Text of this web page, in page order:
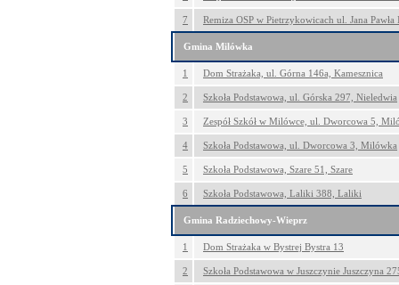
7 Remiza OSP w Pietrzykowicach ul. Jana
Gmina Milówka
1 Dom Strażaka, ul. Górna 146a, Kamesznica
2 Szkoła Podstawowa, ul. Górska 297, Nieledwia
3 Zespół Szkół w Milówce, ul. Dworcowa 5,
4 Szkoła Podstawowa, ul. Dworcowa 3, Milówka
5 Szkoła Podstawowa, Szare 51, Szare
6 Szkoła Podstawowa, Laliki 388, Laliki
Gmina Radziechowy-Wieprz
1 Dom Strażaka w Bystrej Bystra 13
2 Szkoła Podstawowa w Juszczynie Juszczyna